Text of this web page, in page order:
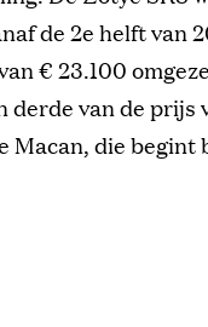
de 2e helft van
€ 23.100
derde van de prijs
Macan, die begint